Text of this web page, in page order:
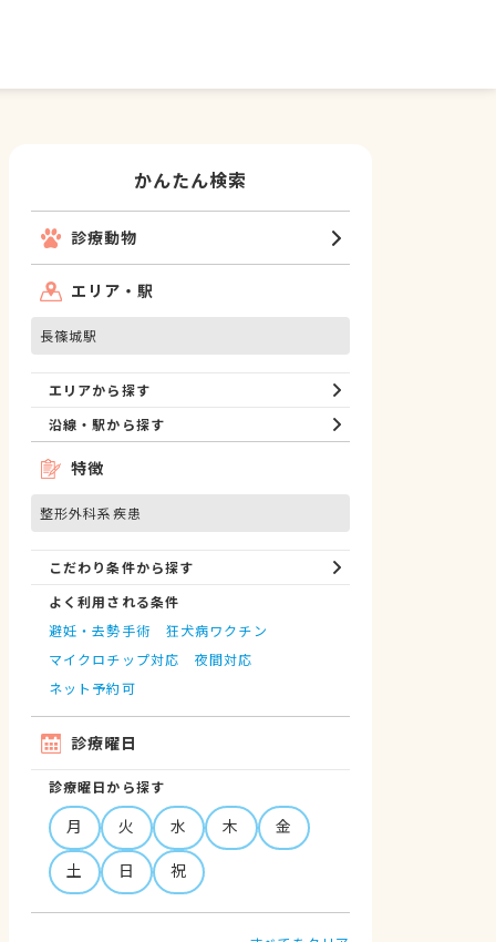
かんたん検索
診療動物
エリア・駅
長篠城駅
エリアから探す
沿線・駅から探す
特徴
整形外科系疾患
こだわり条件から探す
よく利用される条件
避妊・去勢手術
狂犬病ワクチン
マイクロチップ対応
夜間対応
ネット予約可
診療曜日
診療曜日から探す
月 火 水 木
金
土
日 祝